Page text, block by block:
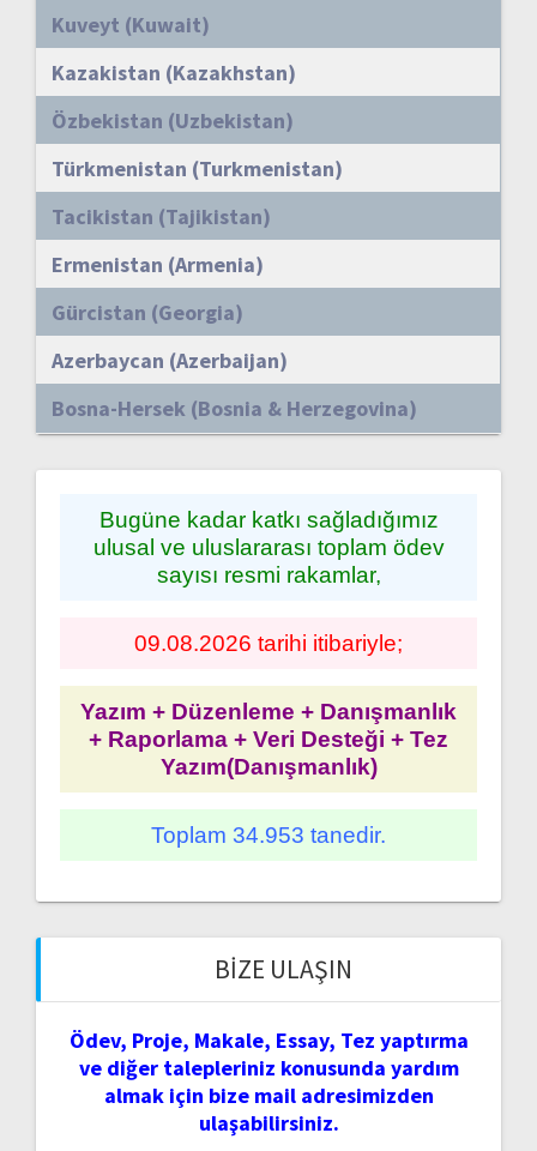
Kuveyt (Kuwait)
Kazakistan (Kazakhstan)
Özbekistan (Uzbekistan)
Türkmenistan (Turkmenistan)
Tacikistan (Tajikistan)
Ermenistan (Armenia)
Gürcistan (Georgia)
Azerbaycan (Azerbaijan)
Bosna-Hersek (Bosnia & Herzegovina)
Bugüne kadar katkı sağladığımız
ulusal ve uluslararası toplam ödev
sayısı resmi rakamlar,
09.08.2026 tarihi itibariyle;
Yazım + Düzenleme + Danışmanlık
+ Raporlama + Veri Desteği + Tez
Yazım(Danışmanlık)
Toplam 34.953 tanedir.
BIZE ULAŞIN
Ödev, Proje, Makale, Essay, Tez yaptırma
ve diğer talepleriniz konusunda yardım
almak için bize mail adresimizden
ulaşabilirsiniz.